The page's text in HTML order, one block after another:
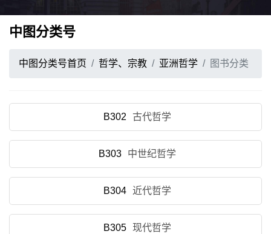
中图分类号
中图分类号首页 哲学、宗教 亚洲哲学 图书分类
B302 古代哲学
B303 中世纪哲学
B304 近代哲学
B305 现代哲学